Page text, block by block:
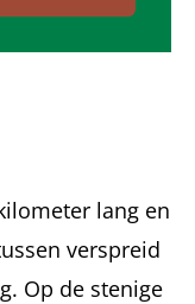
lang en
verspreid
Op de stenige